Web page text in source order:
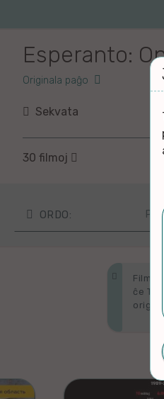
Esperanto:
Originala paĝo
Sekvata
30 filmoj
ORDO:
Filmoj
ĉe